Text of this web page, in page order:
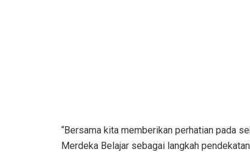
“Bersama kita memberikan perhatian pada
Merdeka Belajar sebagai langkah